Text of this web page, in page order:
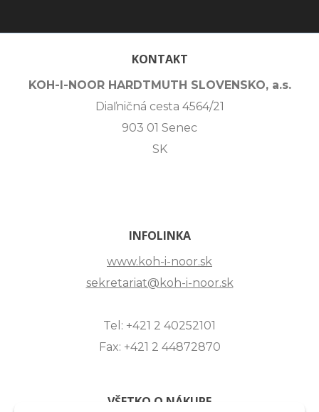
KONTAKT
KOH-I-NOOR HARDTMUTH SLOVENSKO, a.s.
Diaľničná cesta 4564/21
903 01 Senec
SK
INFOLINKA
www.koh-i-noor.sk
sekretariat@koh-i-noor.sk
Tel: +421 2 40252101
Fax: +421 2 44872870
VŠETKO O NÁKUPE